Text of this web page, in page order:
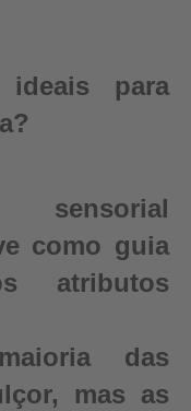
para
como guia
atributos
das
mas as